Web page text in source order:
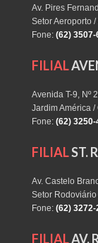
Av. Pires
Setor Aeroporto
Fone: (62) 3507-
FILIAL
Avenida T-9, Nº
Jardim América /
Fone: (62) 3250-
FILIALST.
Av. Castelo
Setor
Fone: (62) 3272-
FILIALAV.